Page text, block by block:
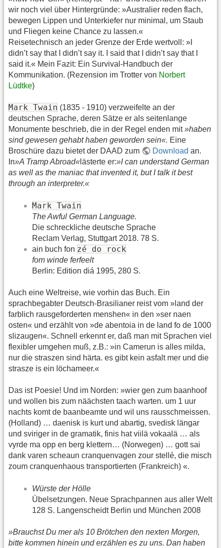
wir noch viel über Hintergründe: »Australier reden flach,
bewegen Lippen und Unterkiefer nur minimal, um Staub
und Fliegen keine Chance zu lassen.«
Reisetechnisch an jeder Grenze der Erde wertvoll: »I
didn’t say that I didn’t say it. I said that I didn’t say that I
said it.« Mein Fazit: Ein Survival-Handbuch der
Kommunikation. (Rezension im Trotter von Norbert
Lüdtke)
Mark Twain (1835 - 1910) verzweifelte an der
deutschen Sprache, deren Sätze er als seitenlange
Monumente beschrieb, die in der Regel enden mit»haben
sind gewesen gehabt haben geworden sein«. Eine
Broschüre dazu bietet der DAAD zum
Download an.
In»A Tramp Abroad« lästerte er:»I can understand German
as well as the maniac that invented it, but I talk it best
through an interpreter.«
Mark Twain
The Awful German Language.
Die schreckliche deutsche Sprache
Reclam Verlag, Stuttgart 2018. 78 S.
ain buch fon zé do rock
fom winde ferfeelt
Berlin: Edition diá 1995, 280 S.
Auch eine Weltreise, wie vorhin das Buch. Ein
sprachbegabter Deutsch-Brasilianer reist vom »land der
farblich rausgeforderten menshen« in den »ser naen
osten« und erzählt von »de abentoia in de land fo de 1000
slizaugen«. Schnell erkennt er, daß man mit Sprachen viel
flexibler umgehen muß, z.B.: »in Camerun is alles milda,
nur die straszen sind härta. es gibt kein asfalt mer und die
strasze is ein löchameer.«
Das ist Poesie! Und im Norden: »wier gen zum baanhoof
und wollen bis zum näächsten taach warten. um 1 uur
nachts komt de baanbeamte und wil uns rausschmeissen.
(Holland) … daenisk is kurt und abartig, svedisk längar
und sviriger in de gramatik, finis hat viilä vokaalä … als
vyrde ma opp en berg klettern… (Norwegen) … gott sai
dank varen scheaun cranquenvagen zour stellé, die misch
zoum cranquenhaous transportierten (Frankreich) «.
Würste der Hölle
Übelsetzungen. Neue Sprachpannen aus aller Welt
128 S. Langenscheidt Berlin und München 2008
»Brauchst Du mer als 10 Brötchen den nexten Morgen,
bitte kommen hinein und erzählen es zu uns. Dan haben